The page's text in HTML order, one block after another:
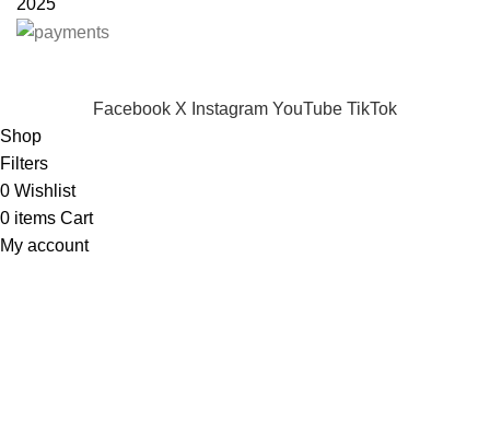
Facebook X Instagram YouTube TikTok
Shop
Filters
0 Wishlist
0 items Cart
My account